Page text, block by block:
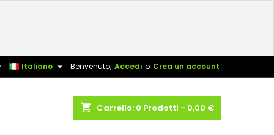
Benvenuto, Accedi o Crea un account
Italiano 
shopping_cart Carrello: 0 Prodotti - 0,00 €